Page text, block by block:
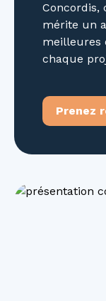
Concordis,
mérite un
meilleures
chaque
Prenez